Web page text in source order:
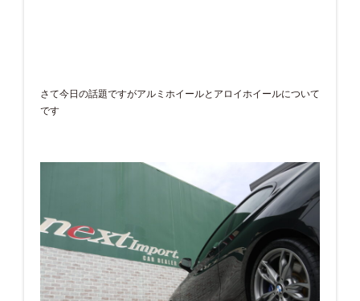
さて今日の話題ですがアルミホイールとアロイホイールについて
です